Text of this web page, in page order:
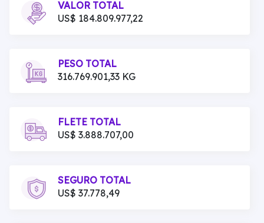
VALOR TOTAL
US$ 184.809.977,22
PESO TOTAL
316.769.901,33 KG
FLETE TOTAL
US$ 3.888.707,00
SEGURO TOTAL
US$ 37.778,49